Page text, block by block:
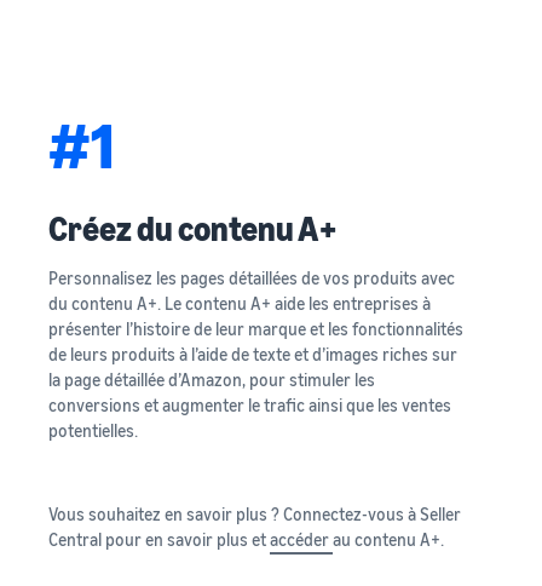
#1
Créez du contenu A+
Personnalisez les pages détaillées de vos produits avec
du contenu A+. Le contenu A+ aide les entreprises à
présenter l’histoire de leur marque et les fonctionnalités
de leurs produits à l’aide de texte et d’images riches sur
la page détaillée d’Amazon, pour stimuler les
conversions et augmenter le trafic ainsi que les ventes
potentielles.
Vous souhaitez en savoir plus ? Connectez-vous à Seller
Central pour en savoir plus etaccéderau contenu A+.